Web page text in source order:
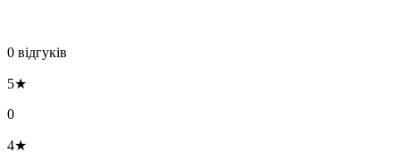
0 відгуків
5★
0
4★